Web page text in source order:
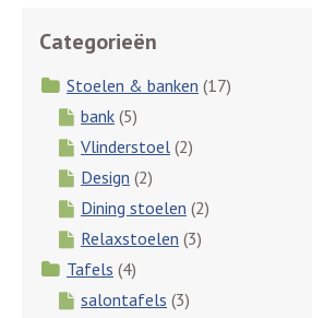
Categorieën
Stoelen & banken (17)
bank (5)
Vlinderstoel (2)
Design (2)
Dining stoelen (2)
Relaxstoelen (3)
Tafels (4)
salontafels (3)